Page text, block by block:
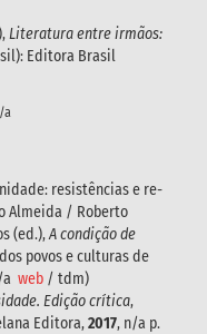
Literatura entre irmãos:
Editora Brasil
a
resistências e re-
Almeida / Roberto
(ed.),A condição de
povos e culturas de
web / tdm)
Edição crítica,
Editora,2017, n/a p.